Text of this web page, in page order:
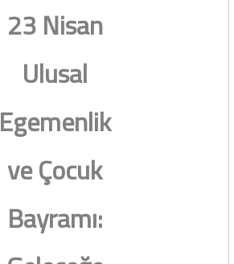
23 Nisan
Ulusal
Egemenlik
ve Çocuk
Bayramı: